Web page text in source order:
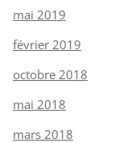
mai 2019
février 2019
octobre 2018
mai 2018
mars 2018